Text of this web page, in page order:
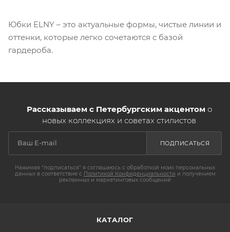
Юбки ELNY – это актуальные формы, чистые линии и
оттенки, которые легко сочетаются с базой
гардероба.
Рассказываем с Петербургским акцентом о
новых коллекциях и советах стилистов
ПОДПИСАТЬСЯ
Нажимая "подписаться" я соглашаюсь с обработкой моих персональных
данных в соответствие с Политикой Конфиденциальности и получением
рекламных и маркетинговых сообщений
КАТАЛОГ